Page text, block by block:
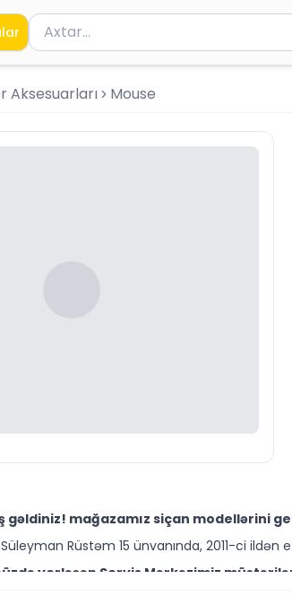
Məhsul axtar
Axtarış üçün ən azı 2 simvol yazın.
Aksesuarları Mouse
gəldiniz! mağazamız siçan modellərini
Süleyman Rüstəm 15 ünvanında, 2011-ci
yerləşən Servis Mərkəzimiz